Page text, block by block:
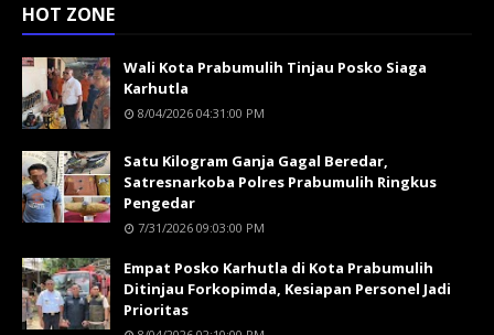
HOT ZONE
Wali Kota Prabumulih Tinjau Posko Siaga
Karhutla
8/04/2026 04:31:00 PM
Satu Kilogram Ganja Gagal Beredar,
Satresnarkoba Polres Prabumulih Ringkus
Pengedar
7/31/2026 09:03:00 PM
Empat Posko Karhutla di Kota Prabumulih
Ditinjau Forkopimda, Kesiapan Personel Jadi
Prioritas